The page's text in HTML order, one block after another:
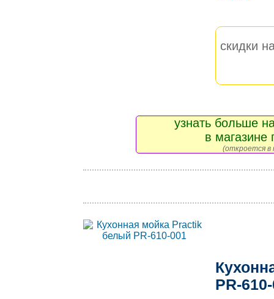
скидки
узнать больше
в магазине
(откроется в
PR-